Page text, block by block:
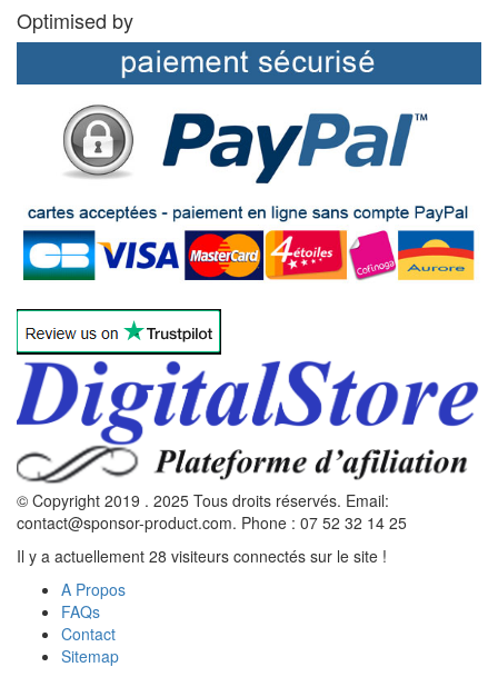
Optimised by
© Copyright 2019 . 2025 Tous droits réservés. Email:
contact@sponsor-product.com. Phone : 07 52 32 14 25
Il y a actuellement 28 visiteurs connectés sur le site !
A Propos
FAQs
Contact
Sitemap